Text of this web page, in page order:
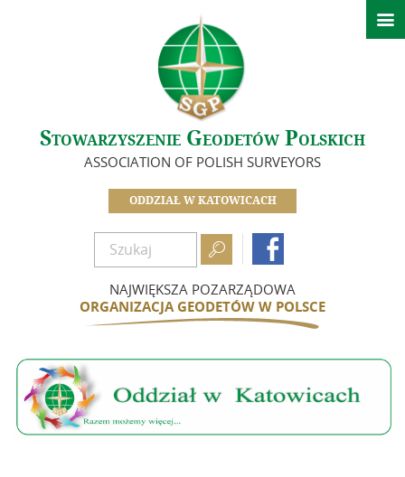
Stowarzyszenie Geodetów Polskich
ASSOCIATION OF POLISH SURVEYORS
ODDZIAŁ W KATOWICACH
 
NAJWIĘKSZA POZARZĄDOWA
ORGANIZACJA GEODETÓW W POLSCE

Aktualności
Informacje – Oddział w Katowicach
Informacje Zarządu Głównego
O nas
Zarząd
Idea i cele
Zostań członkiem
Opłać składkę
Szkolenia